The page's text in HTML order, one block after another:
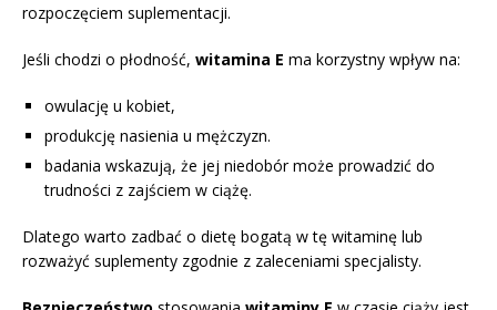
rozpoczęciem suplementacji.
Jeśli chodzi o płodność, witamina E ma korzystny wpływ na:
owulację u kobiet,
produkcję nasienia u mężczyzn.
badania wskazują, że jej niedobór może prowadzić do
trudności z zajściem w ciążę.
Dlatego warto zadbać o dietę bogatą w tę witaminę lub
rozważyć suplementy zgodnie z zaleceniami specjalisty.